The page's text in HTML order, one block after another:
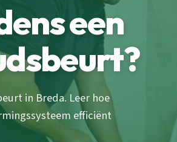
een
in Breda. Leer hoe
efficiënt